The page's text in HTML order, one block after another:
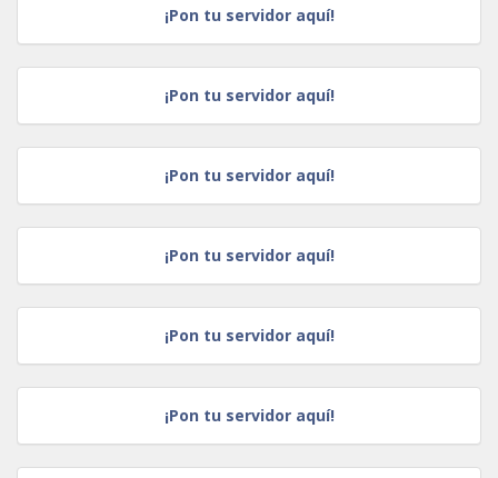
¡Pon tu servidor aquí!
¡Pon tu servidor aquí!
¡Pon tu servidor aquí!
¡Pon tu servidor aquí!
¡Pon tu servidor aquí!
¡Pon tu servidor aquí!